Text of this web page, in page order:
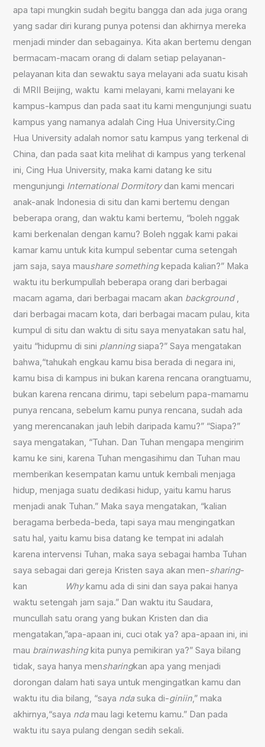
apa tapi mungkin sudah begitu bangga dan ada juga orang
yang sadar diri kurang punya potensi dan akhirnya mereka
menjadi minder dan sebagainya. Kita akan bertemu dengan
bermacam-macam orang di dalam setiap pelayanan-
pelayanan kita dan sewaktu saya melayani ada suatu kisah
di MRII Beijing, waktu kami melayani, kami melayani ke
kampus-kampus dan pada saat itu kami mengunjungi suatu
kampus yang namanya adalah Cing Hua University.Cing
Hua University adalah nomor satu kampus yang terkenal di
China, dan pada saat kita melihat di kampus yang terkenal
ini, Cing Hua University, maka kami datang ke situ
mengunjungi International Dormitorydan kami mencari
anak-anak Indonesia di situ dan kami bertemu dengan
beberapa orang, dan waktu kami bertemu, “boleh nggak
kami berkenalan dengan kamu? Boleh nggak kami pakai
kamar kamu untuk kita kumpul sebentar cuma setengah
jam saja, saya maushare somethingkepada kalian?” Maka
waktu itu berkumpullah beberapa orang dari berbagai
macam agama, dari berbagai macam akan background,
dari berbagai macam kota, dari berbagai macam pulau, kita
kumpul di situ dan waktu di situ saya menyatakan satu hal,
yaitu “hidupmu di sini planningsiapa?” Saya mengatakan
bahwa,“tahukah engkau kamu bisa berada di negara ini,
kamu bisa di kampus ini bukan karena rencana orangtuamu,
bukan karena rencana dirimu, tapi sebelum papa-mamamu
punya rencana, sebelum kamu punya rencana, sudah ada
yang merencanakan jauh lebih daripada kamu?” “Siapa?”
saya mengatakan, “Tuhan. Dan Tuhan mengapa mengirim
kamu ke sini, karena Tuhan mengasihimu dan Tuhan mau
memberikan kesempatan kamu untuk kembali menjaga
hidup, menjaga suatu dedikasi hidup, yaitu kamu harus
menjadi anak Tuhan.” Maka saya mengatakan, “kalian
beragama berbeda-beda, tapi saya mau mengingatkan
satu hal, yaitu kamu bisa datang ke tempat ini adalah
karena intervensi Tuhan, maka saya sebagai hamba Tuhan
saya sebagai dari gereja Kristen saya akan men-sharing-
kan
Whykamu ada di sini dan saya pakai hanya
waktu setengah jam saja.” Dan waktu itu Saudara,
muncullah satu orang yang bukan Kristen dan dia
mengatakan,”apa-apaan ini, cuci otak ya? apa-apaan ini, ini
mau brainwashingkita punya pemikiran ya?” Saya bilang
tidak, saya hanya mensharingkan apa yang menjadi
dorongan dalam hati saya untuk mengingatkan kamu dan
waktu itu dia bilang, “saya ndasuka di-giniin,” maka
akhirnya,“saya ndamau lagi ketemu kamu.” Dan pada
waktu itu saya pulang dengan sedih sekali.